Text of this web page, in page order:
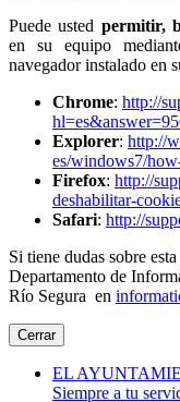
Puede usted permitir,
en su equipo
navegador instalado en
Chrome: http://
Explorer: http://
es/windows7/
Firefox: http://
deshabilitar-
Safari: http://
Si tiene dudas sobre
Departamento de
Río Segura en
Cerrar
EL
Siempre a tu